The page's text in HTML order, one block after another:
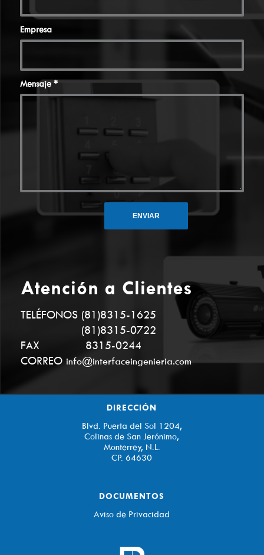
Empresa
Mensaje*
Atención a Clientes
TELÉFONOS (81)8315-1625
(81)8315-0722
FAX
8315-0244
CORREO info@interfaceingenieria.com
DIRECCIÓN
Blvd. Puerta del Sol 1204,
Colinas de San Jerónimo,
Monterrey, N.L.
CP. 64630
DOCUMENTOS
Aviso de Privacidad